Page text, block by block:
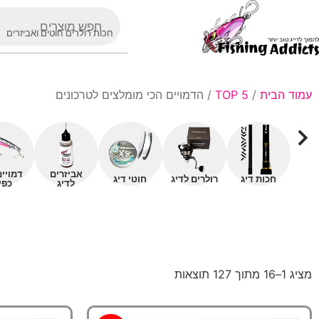
חכות רולרים חוטים ואביזרים
עמוד הבית /
TOP 5 / הדמויים הכי מומלצים לטרכונים
חכות דיג רולרים לדיג חוטי דיג
אביזרים
לדיג
מציג 1–16 מתוך 127 תוצאות